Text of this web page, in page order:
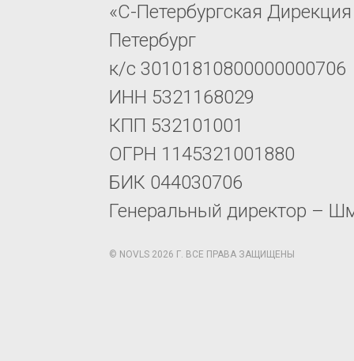
«С-Петербургская
Петербург
к/с 30101810800000000706
ИНН 5321168029
КПП 532101001
ОГРН 1145321001880
БИК 044030706
Генеральный директор –
© NOVLS 2026 Г. ВСЕ ПРАВА ЗАЩИЩЕНЫ